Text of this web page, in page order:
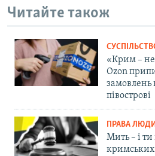
Читайте також
«Крим – не
Ozon
півострові
ПРАВА
Мить – і
кримських